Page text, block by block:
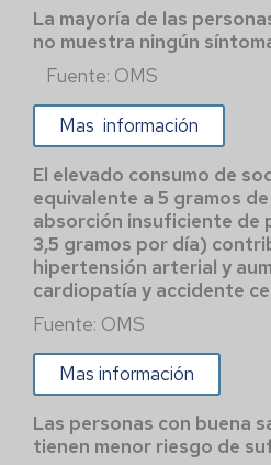
La mayoría de las
no muestra ningún
Fuente: OMS
Mas información
El elevado consumo de
equivalente a 5 gramos
absorción insuficiente de
3,5 gramos por día)
hipertensión arterial y
cardiopatía y accidente
Fuente: OMS
Mas información
Las personas con buena
tienen menor riesgo de